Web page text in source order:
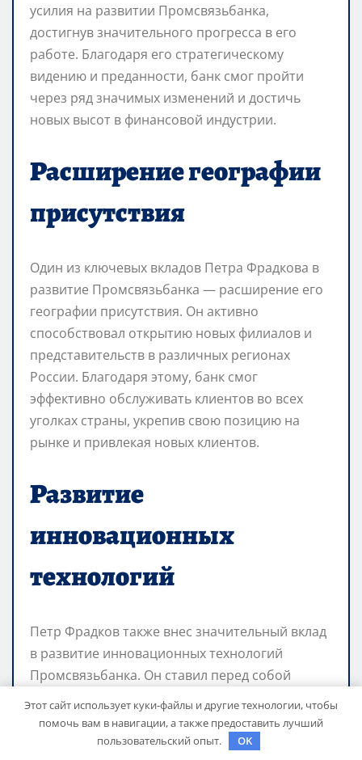
усилия на развитии Промсвязьбанка,
достигнув значительного прогресса в его
работе. Благодаря его стратегическому
видению и преданности, банк смог пройти
через ряд значимых изменений и достичь
новых высот в финансовой индустрии.
Расширение географии
присутствия
Один из ключевых вкладов Петра Фрадкова в
развитие Промсвязьбанка — расширение его
географии присутствия. Он активно
способствовал открытию новых филиалов и
представительств в различных регионах
России. Благодаря этому, банк смог
эффективно обслуживать клиентов во всех
уголках страны, укрепив свою позицию на
рынке и привлекая новых клиентов.
Развитие
инновационных
технологий
Петр Фрадков также внес значительный вклад
в развитие инновационных технологий
Промсвязьбанка. Он ставил перед собой
задачу ориентироваться на современные
требования цифровой эры и предоставлять
клиентам удобные сервисы. Благодаря его
Этот сайт использует куки-файлы и другие технологии, чтобы
помочь вам в навигации, а также предоставить лучший
пользовательский опыт.
OK